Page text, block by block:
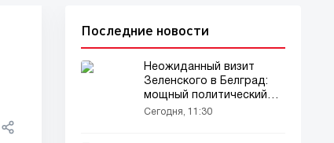
Последние новости
Неожиданный визит
Зеленского в Белград:
мощный политический
сигнал для Москвы!
Сегодня, 11:30